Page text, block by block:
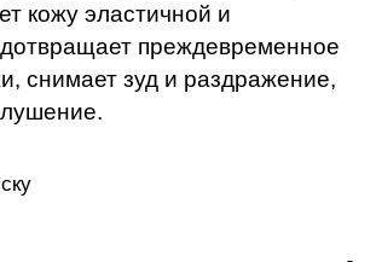
кожу эластичной и
преждевременное
снимает зуд и раздражение,